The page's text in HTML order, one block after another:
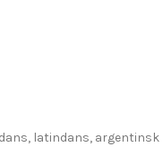
latindans, argentinsk